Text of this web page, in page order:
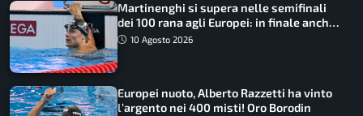
Martinenghi si supera nelle semifinali
dei 100 rana agli Europei: in finale anche
Cerasuolo
10 Agosto 2026
Europei nuoto, Alberto Razzetti ha vinto
l’argento nei 400 misti! Oro Borodin